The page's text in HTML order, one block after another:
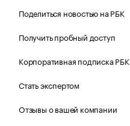
Поделиться новостью на РБК
Получить пробный доступ
Корпоративная подписка РБК
Стать экспертом
Отзывы о вашей компании